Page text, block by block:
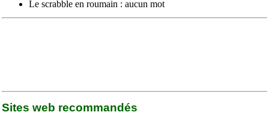
Le scrabble en roumain : aucun mot
Sites web recommandés